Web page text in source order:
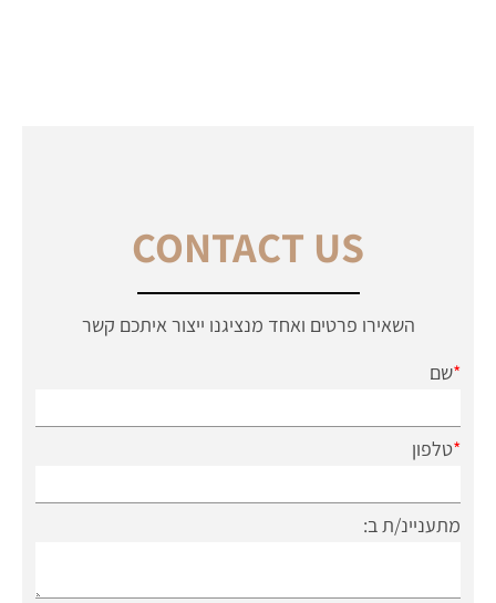
CONTACT US
השאירו פרטים ואחד מנציגנו ייצור איתכם קשר
*שם
*טלפון
מתעניינ/ת ב: